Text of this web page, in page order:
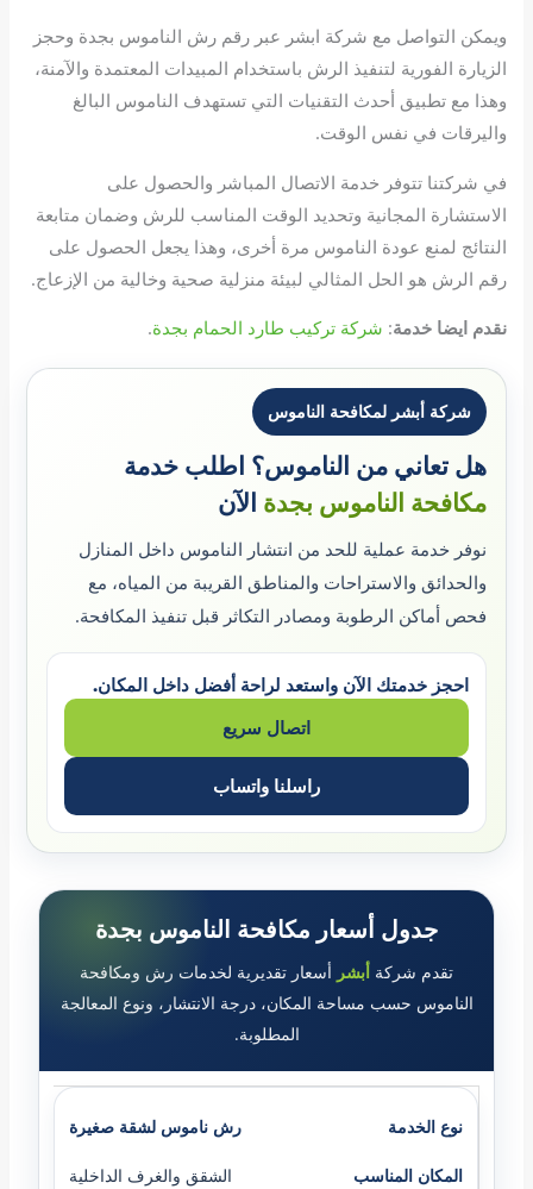
ويمكن التواصل مع شركة ابشر عبر رقم رش الناموس بجدة وحجز
الزيارة الفورية لتنفيذ الرش باستخدام المبيدات المعتمدة والآمنة،
وهذا مع تطبيق أحدث التقنيات التي تستهدف الناموس البالغ
واليرقات في نفس الوقت.
في شركتنا تتوفر خدمة الاتصال المباشر والحصول على
الاستشارة المجانية وتحديد الوقت المناسب للرش وضمان متابعة
النتائج لمنع عودة الناموس مرة أخرى، وهذا يجعل الحصول على
رقم الرش هو الحل المثالي لبيئة منزلية صحية وخالية من الإزعاج.
نقدم ايضا خدمة: شركة تركيب طارد الحمام بجدة.
شركة أبشر لمكافحة الناموس
هل تعاني من الناموس؟ اطلب خدمة
مكافحة الناموس بجدة الآن
نوفر خدمة عملية للحد من انتشار الناموس داخل المنازل
والحدائق والاستراحات والمناطق القريبة من المياه، مع
فحص أماكن الرطوبة ومصادر التكاثر قبل تنفيذ المكافحة.
احجز خدمتك الآن واستعد لراحة أفضل داخل المكان.
اتصال سريع
راسلنا واتساب
جدول أسعار مكافحة الناموس بجدة
تقدم شركة أبشر أسعار تقديرية لخدمات رش ومكافحة
الناموس حسب مساحة المكان، درجة الانتشار، ونوع المعالجة
المطلوبة.
رش ناموس لشقة صغيرة
الشقق والغرف الداخلية